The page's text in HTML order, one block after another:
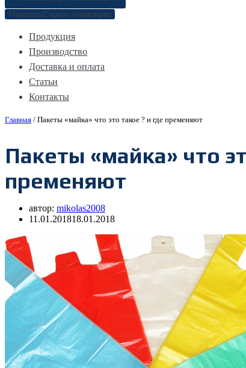
Показать/Скрыть навигацию
Продукция
Производство
Доставка и оплата
Статьи
Контакты
Главная / Пакеты «майка» что это такое ? и где пременяют
Пакеты «майка» что
пременяют
автор: mikolas2008
11.01.201818.01.2018